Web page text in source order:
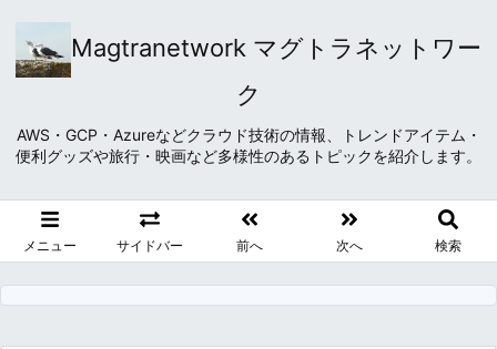
Magtranetwork マグトラネットワー
ク
AWS・GCP・Azureなどクラウド技術の情報、トレンドアイテム・
便利グッズや旅行・映画など多様性のあるトピックを紹介します。
メニュー サイドバー 前へ 次へ 検索